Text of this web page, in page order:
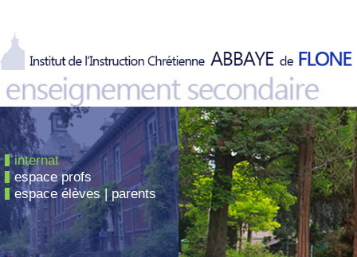
internat
espace profs
espace élèves | parents